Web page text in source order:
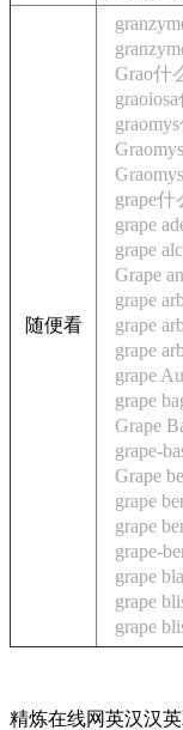
随便看
Grao什
grape
grape
grape
Grape
grape
grape
grape
grape
grape
Grape
grape-
Grape
grape
grape
grape-
grape
grape
grape
精炼在线网英汉汉